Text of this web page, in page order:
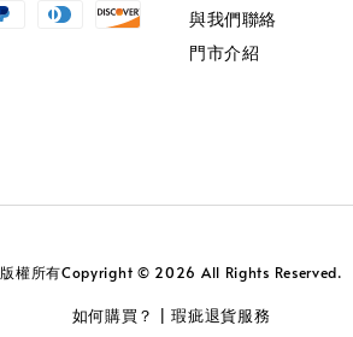
與我們聯絡
門市介紹
版權所有Copyright © 2026 All Rights Reserved.
如何購買？ |瑕疵退貨服務